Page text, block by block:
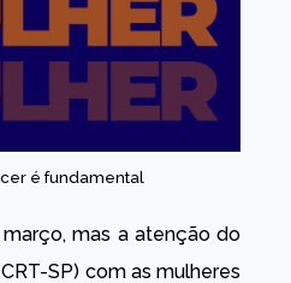
é fundamental
mas a atenção do
SP) com as mulheres